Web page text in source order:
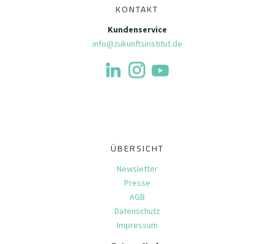
KONTAKT
Kundenservice
info@zukunftsinstitut.de
ÜBERSICHT
Newsletter
Presse
AGB
Datenschutz
Impressum